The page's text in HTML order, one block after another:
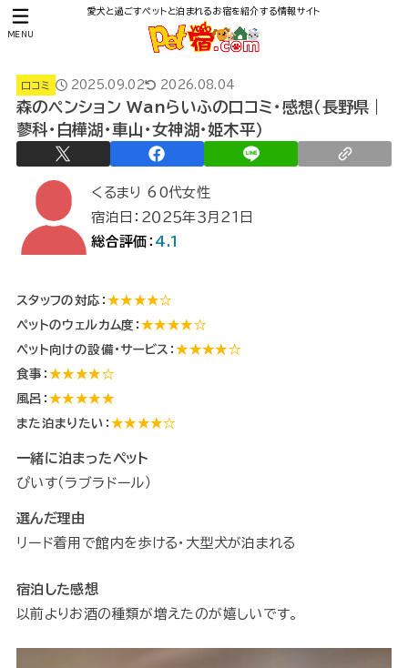
愛犬と過ごすペットと泊まれるお宿を紹介する情報サイト
MENU
口コミ 2025.09.02 2026.08.04
森のペンション Wanらいふの口コミ・感想（長野県｜
蓼科・白樺湖・車山・女神湖・姫木平）
くるまり 60代女性
宿泊日：２０２５年３月２１日
総合評価： 4.1
スタッフの対応： ★★★★☆
ペットのウェルカム度：★★★★☆
ペット向けの設備・サービス：★★★★☆
食事：★★★★☆
風呂：★★★★★
また泊まりたい： ★★★★☆
一緒に泊まったペット
ぴいす（ラブラドール）
選んだ理由
リード着用で館内を歩ける・大型犬が泊まれる
宿泊した感想
以前よりお酒の種類が増えたのが嬉しいです。